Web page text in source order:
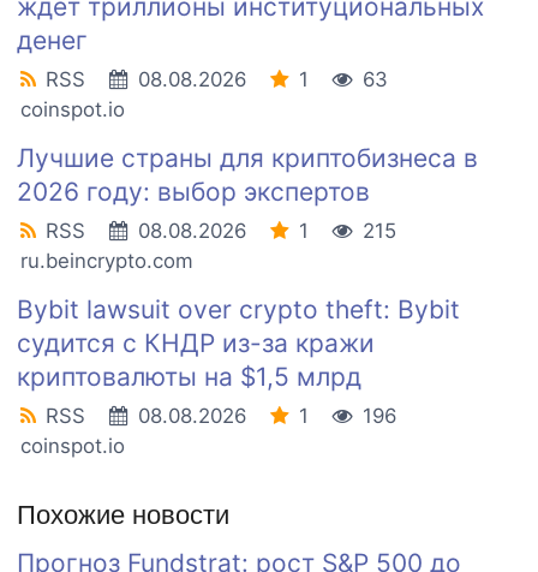
ждет триллионы институциональных
денег
RSS 08.08.2026 1
63
coinspot.io
Лучшие страны для криптобизнеса в
2026 году: выбор экспертов
RSS 08.08.2026 1
215
ru.beincrypto.com
Bybit lawsuit over crypto theft: Bybit
судится с КНДР из-за кражи
криптовалюты на $1,5 млрд
RSS 08.08.2026 1
196
coinspot.io
Похожие новости
Прогноз Fundstrat: рост S&P 500 до